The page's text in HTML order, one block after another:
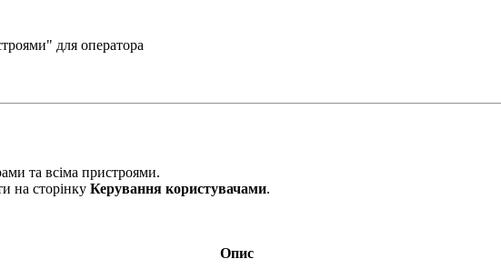
для оператора
та всіма пристроями.
на сторінку Керування користувачами.
Опис